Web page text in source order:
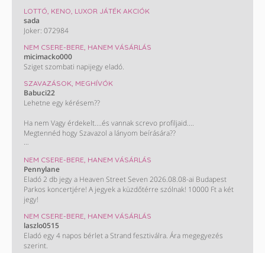
LOTTÓ, KENO, LUXOR JÁTÉK AKCIÓK
sada
Joker: 072984
NEM CSERE-BERE, HANEM VÁSÁRLÁS
micimacko000
Sziget szombati napijegy eladó.
SZAVAZÁSOK, MEGHÍVÓK
Babuci22
Lehetne egy kérésem??
Ha nem Vagy érdekelt....és vannak screvo profiljaid....
Megtennéd hogy Szavazol a lányom beírására??
KÖSZÖNÖM HOGY SEGÍTESZ !!!😊😊😊😊
NEM CSERE-BERE, HANEM VÁSÁRLÁS
Pennylane
Eladó 2 db jegy a Heaven Street Seven 2026.08.08-ai Budapest
Parkos koncertjére! A jegyek a küzdőtérre szólnak! 10000 Ft a két
jegy!
NEM CSERE-BERE, HANEM VÁSÁRLÁS
laszlo0515
Eladó egy 4 napos bérlet a Strand fesztiválra. Ára megegyezés
szerint.